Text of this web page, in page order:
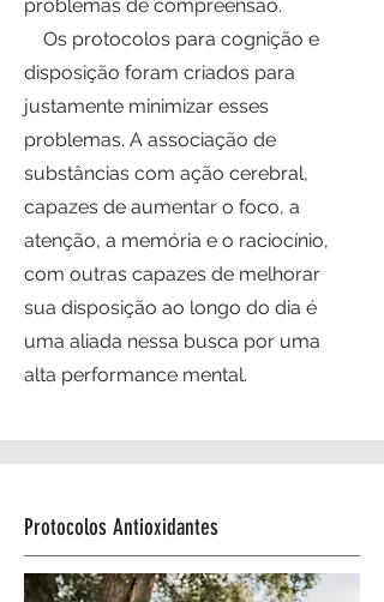
problemas de compreensão.
Os protocolos para cognição e
disposição foram criados para
justamente minimizar esses
problemas. A associação de
substâncias com ação cerebral,
capazes de aumentar o foco, a
atenção, a memória e o raciocínio,
com outras capazes de melhorar
sua disposição ao longo do dia é
uma aliada nessa busca por uma
alta performance mental.
Protocolos Antioxidantes